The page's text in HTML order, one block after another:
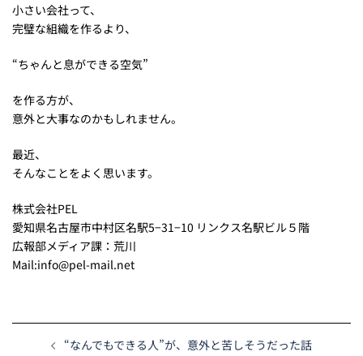
小さい会社って、
完璧な組織を作るより、
“ちゃんと息ができる空気”
を作る方が、
意外と大事なのかもしれません。
最近、
そんなことをよく思います。
株式会社PEL
愛知県名古屋市中村区名駅5−31−10 リンクス名駅ビル５階
広報部メディア課：荒川
Mail:info@pel-mail.net
“なんでもできる人”が、意外と苦しそうだった話